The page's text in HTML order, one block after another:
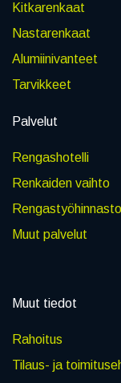
Kitkarenkaat
Nastarenkaat
Alumiinivanteet
Tarvikkeet
Palvelut
Rengashotelli
Renkaiden vaihto
Rengastyöhinnasto
Muut palvelut
Muut tiedot
Rahoitus
Tilaus- ja